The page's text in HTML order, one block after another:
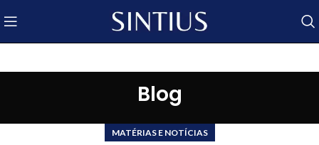
Blog
MATÉRIAS E NOTÍCIAS